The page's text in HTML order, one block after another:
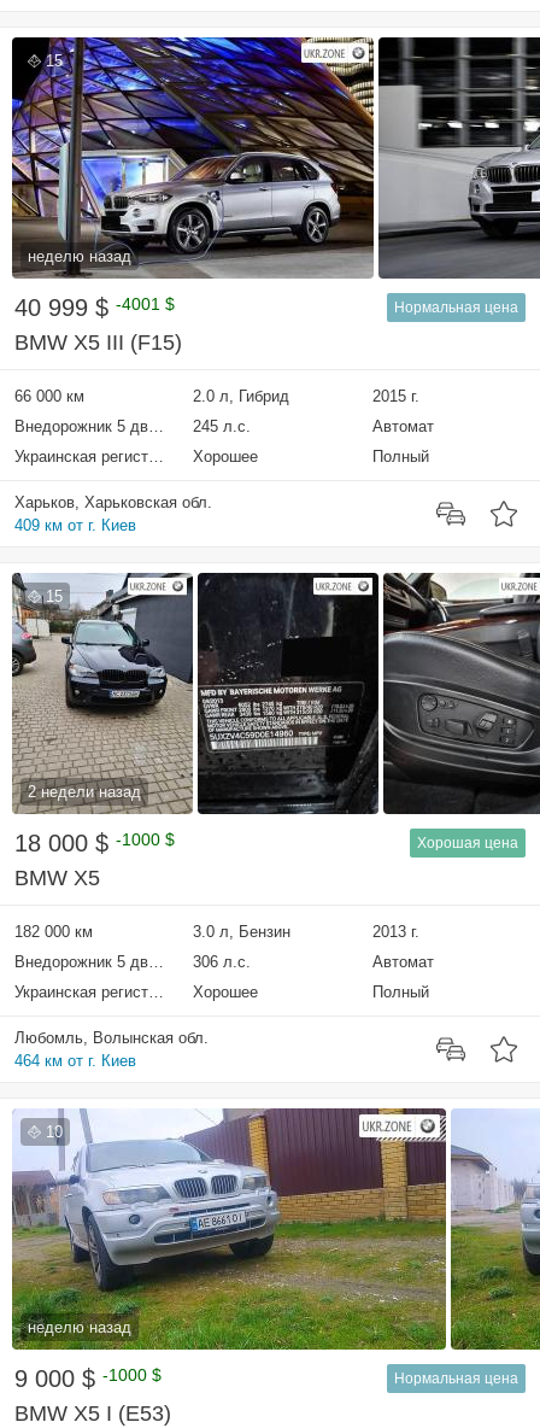
15
неделю назад
40 999 $ -4001 $ Нормальная цена
BMW X5 III (F15)
66 000 км 2.0 л, Гибрид
2015 г.
Внедорожник 5 дверей
245 л.с.
Автомат
Украинская регистрация
Хорошее Полный
Харьков, Харьковская обл.
409 км от г. Киев
15
2 недели назад
18 000 $ -1000 $ Хорошая цена
BMW X5
182 000 км 3.0 л, Бензин
2013 г.
Внедорожник 5 дверей
306 л.с.
Автомат
Украинская регистрация
Хорошее Полный
Любомль, Волынская обл.
464 км от г. Киев
10
неделю назад
9 000 $ -1000 $ Нормальная цена
BMW X5 I (E53)